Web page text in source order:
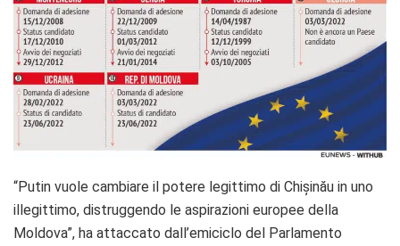
“Putin vuole cambiare il potere legittimo di Chișinău in uno
illegittimo, distruggendo le aspirazioni europee della
Moldova”, ha attaccato dall’emiciclo del Parlamento